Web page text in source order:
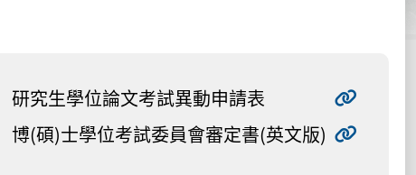
研究生學位論文考試異動申請表
博(碩)士學位考試委員會審定書(英文版)